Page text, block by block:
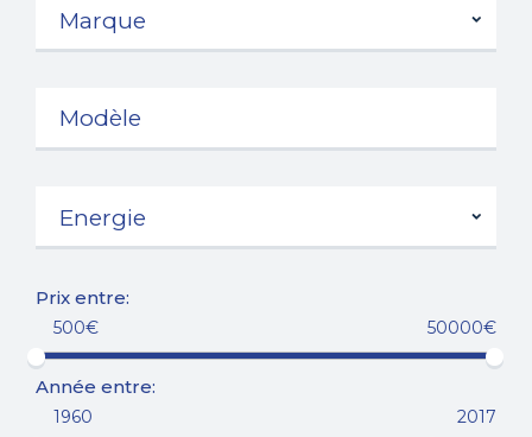
Prix entre:
500€ 50000€
Année entre:
1960 2017